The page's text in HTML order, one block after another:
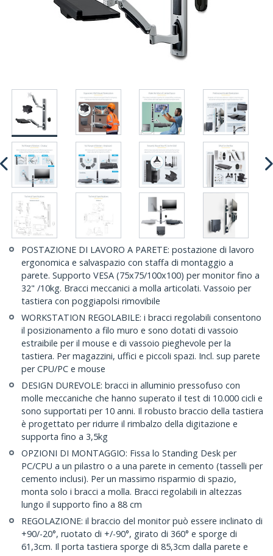
POSTAZIONE DI LAVORO A PARETE: postazione di lavoro
ergonomica e salvaspazio con staffa di montaggio a
parete. Supporto VESA (75x75/100x100) per monitor fino a
32" /10kg. Bracci meccanici a molla articolati. Vassoio per
tastiera con poggiapolsi rimovibile
WORKSTATION REGOLABILE: i bracci regolabili consentono
il posizionamento a filo muro e sono dotati di vassoio
estraibile per il mouse e di vassoio pieghevole per la
tastiera. Per magazzini, uffici e piccoli spazi. Incl. sup parete
per CPU/PC e mouse
DESIGN DUREVOLE: bracci in alluminio pressofuso con
molle meccaniche che hanno superato il test di 10.000 cicli e
sono supportati per 10 anni. Il robusto braccio della tastiera
è progettato per ridurre il rimbalzo della digitazione e
supporta fino a 3,5kg
OPZIONI DI MONTAGGIO: Fissa lo Standing Desk per
PC/CPU a un pilastro o a una parete in cemento (tasselli per
cemento inclusi). Per un massimo risparmio di spazio,
monta solo i bracci a molla. Bracci regolabili in altezzas
lungo il supporto fino a 88 cm
REGOLAZIONE: il braccio del monitor può essere inclinato di
+90/-20°, ruotato di +/-90°, girato di 360° e sporge di
61,3cm. Il porta tastiera sporge di 85,3cm dalla parete e